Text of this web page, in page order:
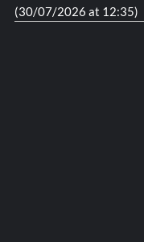
(30/07/2026 at 12:35)